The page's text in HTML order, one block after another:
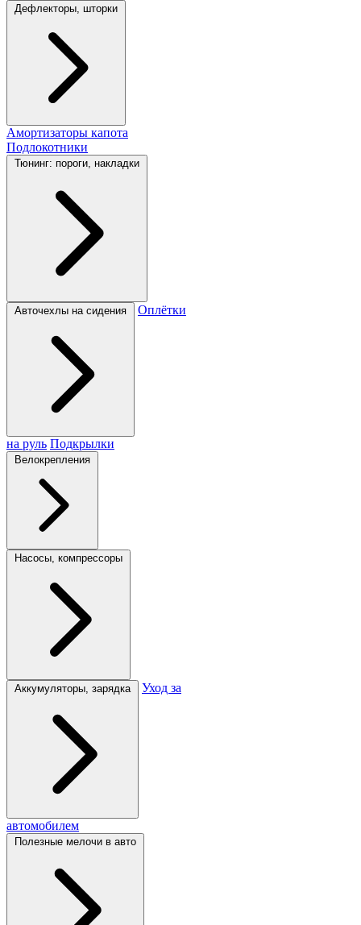
Дефлекторы, шторки
Амортизаторы капота
Подлокотники
Тюнинг: пороги, накладки
Авточехлы на сидения Оплётки
на руль Подкрылки
Велокрепления
Насосы, компрессоры
Аккумуляторы, зарядка Уход за
автомобилем
Полезные мелочи в авто